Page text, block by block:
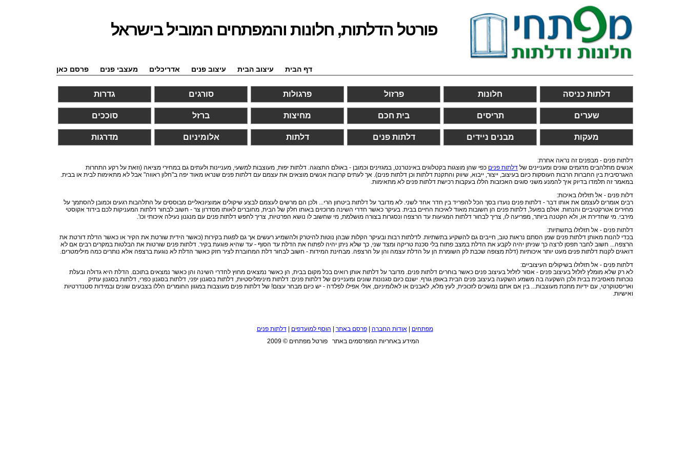
פורטל הדלתות, חלונות והמפתחים המוביל בישראל
דף הבית עיצוב הבית עיצוב פנים אדריכלים מעצבי פנים פרסם כאן
דלתות כניסה חלונות פרזול פרגולות סורגים גדרות
שערים תריסים בית חכם מחיצות ברזל סוככים
מעקות מבנים ניידים דלתות פנים דלתות אלומיניום מדרגות
דלתות פנים - מבפנים זה נראה אחרת:
אנשים מתלהבים מדגמים שונים ומעניינים של דלתות פנים כפי שהן מוצגות בקטלוגים באינטרנט, במגזינים וכמובן - באולם התצוגה. דלתות יפות, מעוצבות למשעי, מעניינות ולעתים גם במחירי מציאה (וזאת על רקע התחרות
האגרסיבית בין החברות הרבות העוסקות כיום בעיצוב, ייצור, ייבוא, שיווק והתקנת דלתות וכן דלתות פנים). אך לעתים קרובות אנשים מוצאים את עצמם עם דלתות פנים שנראו מאוד יפה ב"חלון ראווה" אבל לא מתאימות לבית או בבית.
במאמר זה תלמדו בדיוק איך להמנע משני סוגים האכזבות הללו בעקבות רכישת דלתות פנים לא מתאימות.
דלות פנים - אל תזלזלו באיכות:
רבים אומרים לעצמם את אותו דבר - דלתות פנים נועדו בסך הכל להפריד בין חדר אחד לשני. לא מדובר על דלתות ביטחון הרי... ולכן הם מרשים לעצמם לבצע שיקולים אמוציונאליים מבוססים על התלהבות רגעים וכמובן להסתמך על
מחירים אטרקטיביים והנחות. אולם בפועל, דלתות פנים הן חשובות מאוד לאיכות החיים בבית. בעיקר כאשר חדרי השינה מרוכזים באותו חלק של הבית, מחוברים לאותו מסדרון צר - חשוב לבחור דלתות המעניקות לכם בידוד אקוסטי
מירבי. מי שחדירת או, ולא הקטנה ביותר, מפריעה לו, צריך לבחור דלתות המגיעות עד הרצפה ונסגרות בצורה מושלמת, מי שחשוב לו נושא הפרטיות, צריך לחפש דלתות פנים עם מנגנון נעילה איכותי וכו'.
דלתות פנים - אל תזלזלו בתשתיות:
בכדי להנות מאותן דלתות פנים שמן הסתם נראות טוב, חייבים גם להשקיע בתשתיות. לדלתות רבות ובעיקר הקלות שבהן נוטות להיטרק ולהשמיע רעשים אך גם לפגות בקירות (כאשר הידית שורטת את הקיר או כאשר הדלת דורטת את
הרצפה... חשוב לחבר תפסן לרצה כך שניתן יהיה לקבע את הדלת במצב פתוח בלי סכנת טריקה ומצד שני, כך שלא ניתן יהיה לפתוח את הדלת עד הסוף - עד שהיא פוגעת בקיר. דלתות פנים שורטות את הבלטות במקרים רבים אם לא
דואגים לקנות דלתות פנים מעט יותר איכותיות (דלת מצופה שכבת לק השומרת הן על הדלת עצמה והן על הרצפה. מבחינת המידות - חשוב לבחור דלת המחוברת לציר חזק כאשר הדלת לא נוגעת ברצפה אלא נותרים כמה מילימטרים.
דלתות פנים - אל תזלזלו בשיקולים העיצוביים:
לא רק שלא מומלץ לזלזל בעיצוב פנים - אסור לזלזל בעיצוב פנים כאשר בוחרים דלתות פנים. מדובר על דלתות אותן רואים בכל מקום בבית, הן כאשר נמצאים מחוץ לחדרי השינה והן כאשר נמצאים בתוכם. הדלת היא גדולה ובעלת
נוכחות מאסיבית בבית ולכן השקעה בה משמע השקעה בעיצוב פנים הבית באופן גורף. ישנם כיום סגנונות שונים ומעניינים של דלתות פנים: דלתות מינימליסטיות, דלתות בסגנון יפני, דלתות בסגנון כפרי, דלתות בסגנון עתיק
ואריסטוקרטי, עם ידיות מתכת מעוצבות... בין אם אתם נמשכים לזכוכית, לעץ מלא, לאבנים או לאלומיניום, אולי אפילו לפלדה - יש כיום מבחר עצום! של דלתות פנים מעוצבות במגוון החומרים הללו בצבעים שונים ובמידות סטנדרטיות
ואישיות.
מפתחים |אודות החברה |פרסם באתר הוסף למועדפים |דלתות פנים
המידע באחריות המפרסמים באתר פורטל מפתחים © 2009